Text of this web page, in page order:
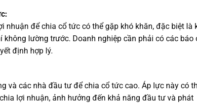
nhuận để chia cổ tức có thể gặp khó khăn, đặc biệt là
lường trước. Doanh nghiệp cần phải có các báo
định hợp lý.
và các nhà đầu tư để chia cổ tức cao. Áp lực này có
lợi nhuận, ảnh hưởng đến khả năng đầu tư và phát